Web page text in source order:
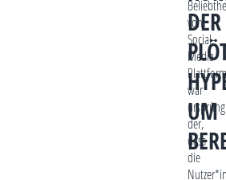
von
Social-
Media-
war
der,
dass
die
DER
UM